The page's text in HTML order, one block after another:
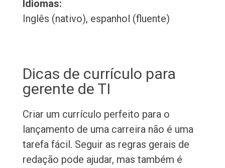
Idiomas:
Inglês (nativo), espanhol (fluente)
Dicas de currículo para
gerente de TI
Criar um currículo perfeito para o
lançamento de uma carreira não é uma
tarefa fácil. Seguir as regras gerais de
redação pode ajudar, mas também é